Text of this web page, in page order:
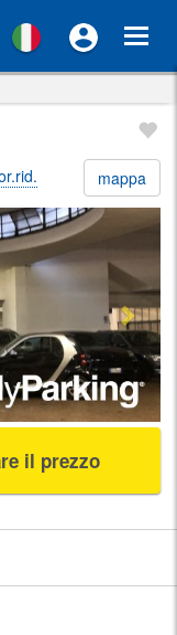
mappa
Next
il prezzo